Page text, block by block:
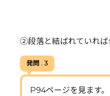
②段落と結ばれていれば
発問 . 3
P94ページを見ます